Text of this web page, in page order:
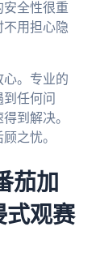
安全性很重
不用担心隐
。专业的
任何问
到解决。
之忧。
茄加
式观赛